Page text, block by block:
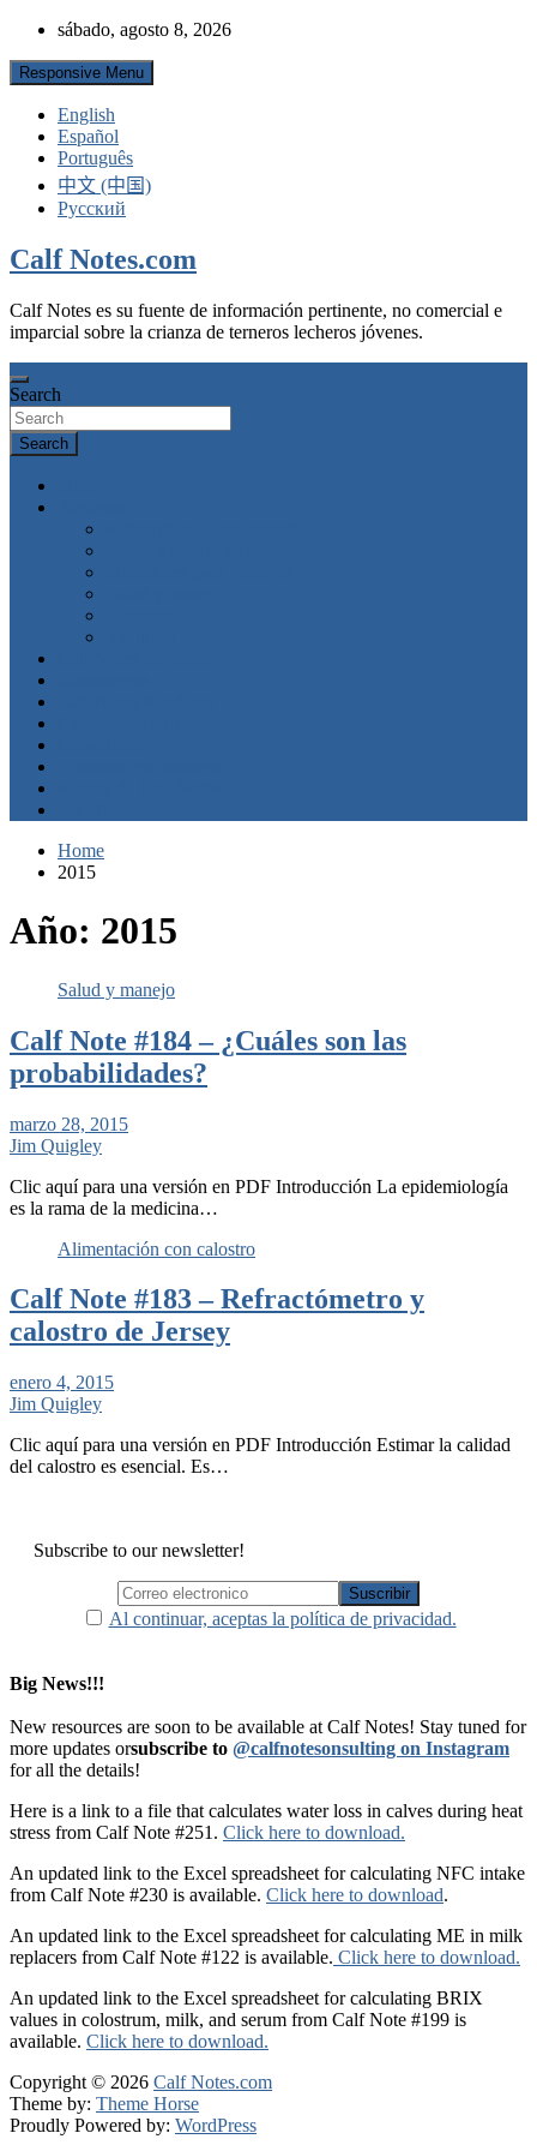
Skip
content
sábado, agosto 8, 2026
Responsive Menu
English
Español
Português
中文 (中国)
Русский
Calf Notes.com
Calf Notes es su fuente de información pertinente, no comercial e
imparcial sobre la crianza de terneros lecheros jóvenes.
Search
Search
Home
2015
Año: 2015
Salud y manejo
Calf Note #184 – ¿Cuáles son las
probabilidades?
marzo 28, 2015
Jim Quigley
Clic aquí para una versión en PDF Introducción La epidemiología
es la rama de la medicina…
Alimentación con calostro
Calf Note #183 – Refractómetro y
calostro de Jersey
enero 4, 2015
Jim Quigley
Clic aquí para una versión en PDF Introducción Estimar la calidad
del calostro es esencial. Es…
Subscribe to our newsletter!
Al continuar, aceptas la política de privacidad.
Big News!!!
New resources are soon to be available at Calf Notes! Stay tuned for
more updates orsubscribe to @calfnotesonsulting on Instagram
for all the details!
Here is a link to a file that calculates water loss in calves during heat
stress from Calf Note #251. Click here to download.
An updated link to the Excel spreadsheet for calculating NFC intake
from Calf Note #230 is available. Click here to download.
An updated link to the Excel spreadsheet for calculating ME in milk
replacers from Calf Note #122 is available. Click here to download.
An updated link to the Excel spreadsheet for calculating BRIX
values in colostrum, milk, and serum from Calf Note #199 is
available. Click here to download.
Copyright © 2026 Calf Notes.com
Theme by: Theme Horse
Proudly Powered by: WordPress